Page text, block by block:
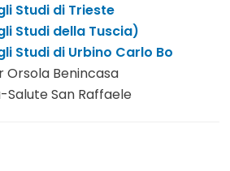
Studi di Trieste
Studi della Tuscia)
Studi di Urbino Carlo Bo
Orsola Benincasa
Salute San Raffaele